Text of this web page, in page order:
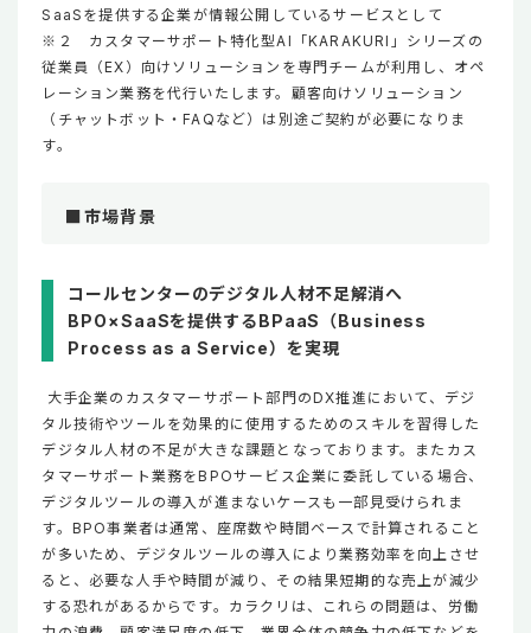
SaaSを提供する企業が情報公開しているサービスとして
※２ カスタマーサポート特化型AI「KARAKURI」シリーズの
従業員（EX）向けソリューションを専門チームが利用し、オペ
レーション業務を代行いたします。顧客向けソリューション
（チャットボット・FAQなど）は別途ご契約が必要になりま
す。
■市場背景
コールセンターのデジタル人材不足解消へ
BPO×SaaSを提供するBPaaS（Business
Process as a Service）を実現
大手企業のカスタマーサポート部門のDX推進において、デジ
タル技術やツールを効果的に使用するためのスキルを習得した
デジタル人材の不足が大きな課題となっております。またカス
タマーサポート業務をBPOサービス企業に委託している場合、
デジタルツールの導入が進まないケースも一部見受けられま
す。BPO事業者は通常、座席数や時間ベースで計算されること
が多いため、デジタルツールの導入により業務効率を向上させ
ると、必要な人手や時間が減り、その結果短期的な売上が減少
する恐れがあるからです。カラクリは、これらの問題は、労働